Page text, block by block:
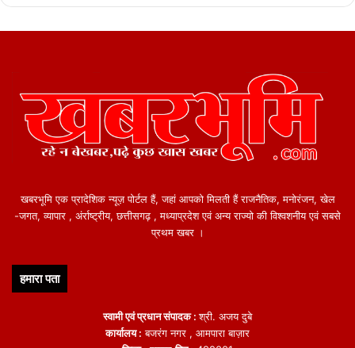
खबरभूमि एक प्रादेशिक न्यूज़ पोर्टल हैं, जहां आपको मिलती हैं राजनैतिक, मनोरंजन, खेल
-जगत, व्यापार , अंर्राष्ट्रीय, छत्तीसगढ़ , मध्याप्रदेश एवं अन्य राज्यो की विश्वशनीय एवं सबसे
प्रथम खबर ।
हमारा पता
स्वामी एवं प्रधान संपादक :श्री. अजय दुबे
कार्यालय : बजरंग नगर , आमपारा बाज़ार